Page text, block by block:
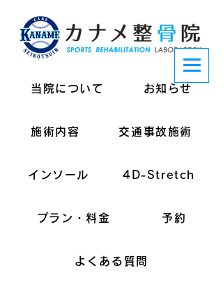
当院について お知らせ
施術内容 交通事故施術
インソール 4D-Stretch
プラン・料金 予約
よくある質問